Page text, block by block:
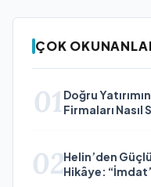
ÇOK
01 Doğru
Firmaları Nasıl
02Helin’den
Hikâye: